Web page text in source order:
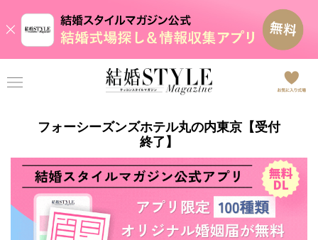
フォーシーズンズホテル丸の内東京【受付
終了】